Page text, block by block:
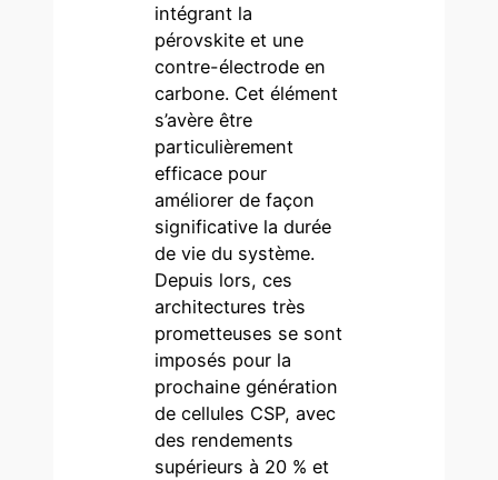
intégrant la
pérovskite et une
contre-électrode en
carbone. Cet élément
s’avère être
particulièrement
efficace pour
améliorer de façon
significative la durée
de vie du système.
Depuis lors, ces
architectures très
prometteuses se sont
imposés pour la
prochaine génération
de cellules CSP, avec
des rendements
supérieurs à 20 % et